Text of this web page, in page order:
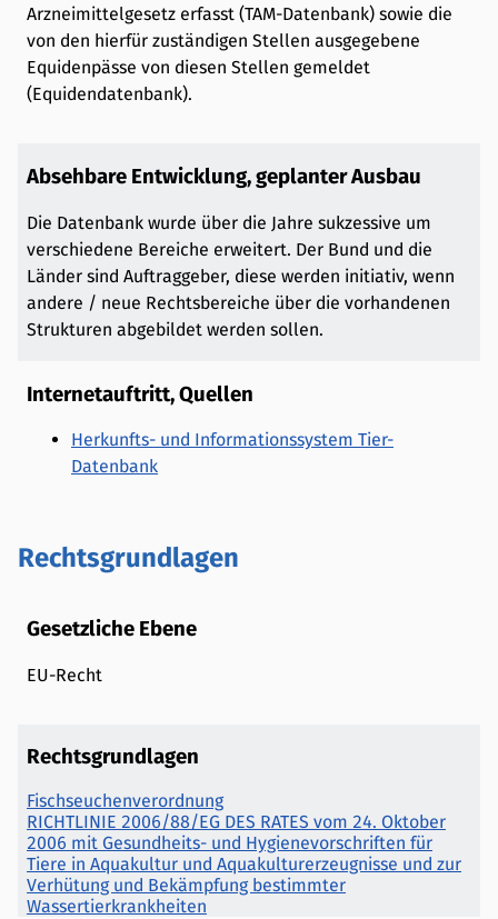
Arzneimittelgesetz erfasst (TAM-Datenbank) sowie die
von den hierfür zuständigen Stellen ausgegebene
Equidenpässe von diesen Stellen gemeldet
(Equidendatenbank).
Absehbare Entwicklung, geplanter Ausbau
Die Datenbank wurde über die Jahre sukzessive um
verschiedene Bereiche erweitert. Der Bund und die
Länder sind Auftraggeber, diese werden initiativ, wenn
andere / neue Rechtsbereiche über die vorhandenen
Strukturen abgebildet werden sollen.
Internetauftritt, Quellen
Herkunfts- und Informationssystem Tier-
Datenbank
Rechtsgrundlagen
Gesetzliche Ebene
EU-Recht
Rechtsgrundlagen
Fischseuchenverordnung
RICHTLINIE 2006/88/EG DES RATES vom 24. Oktober
2006 mit Gesundheits- und Hygienevorschriften für
Tiere in Aquakultur und Aquakulturerzeugnisse und zur
Verhütung und Bekämpfung bestimmter
Wassertierkrankheiten